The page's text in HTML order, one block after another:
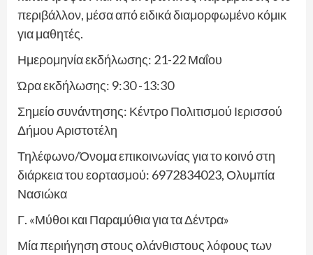
περιβάλλον, μέσα από ειδικά διαμορφωμένο κόμικ
για μαθητές.
Ημερομηνία εκδήλωσης: 21-22 Μαΐου
Ώρα εκδήλωσης: 9:30 -13:30
Σημείο συνάντησης: Κέντρο Πολιτισμού Ιερισσού
Δήμου Αριστοτέλη
Τηλέφωνο/Όνομα επικοινωνίας για το κοινό στη
διάρκεια του εορτασμού: 6972834023, Ολυμπία
Νασιώκα
Γ. «Μύθοι και Παραμύθια για τα Δέντρα»
Μία περιήγηση στους ολάνθιστους λόφους των